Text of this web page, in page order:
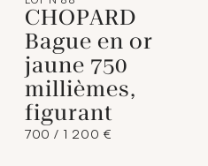
CHOPARD
Bague en or
jaune 750
millièmes,
figurant
700 / 1 200 €